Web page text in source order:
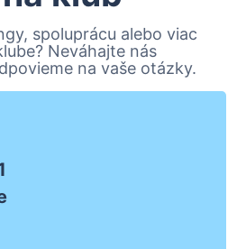
spoluprácu alebo viac
Neváhajte nás
na vaše otázky.